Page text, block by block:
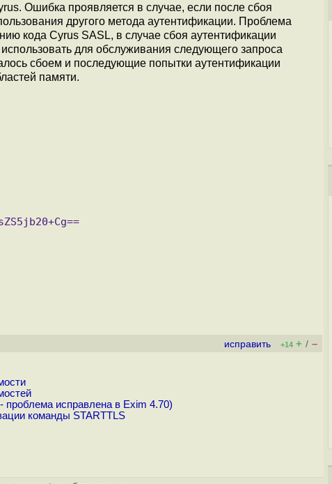
Ошибка проявляется в случае, если после сбоя
другого метода аутентификации. Проблема
кода Cyrus SASL, в случае сбоя аутентификации
для обслуживания следующего запроса
сбоем и последующие попытки аутентификации
памяти.
исправить +14 + / –
проблема исправлена в Exim 4.70)
команды STARTTLS